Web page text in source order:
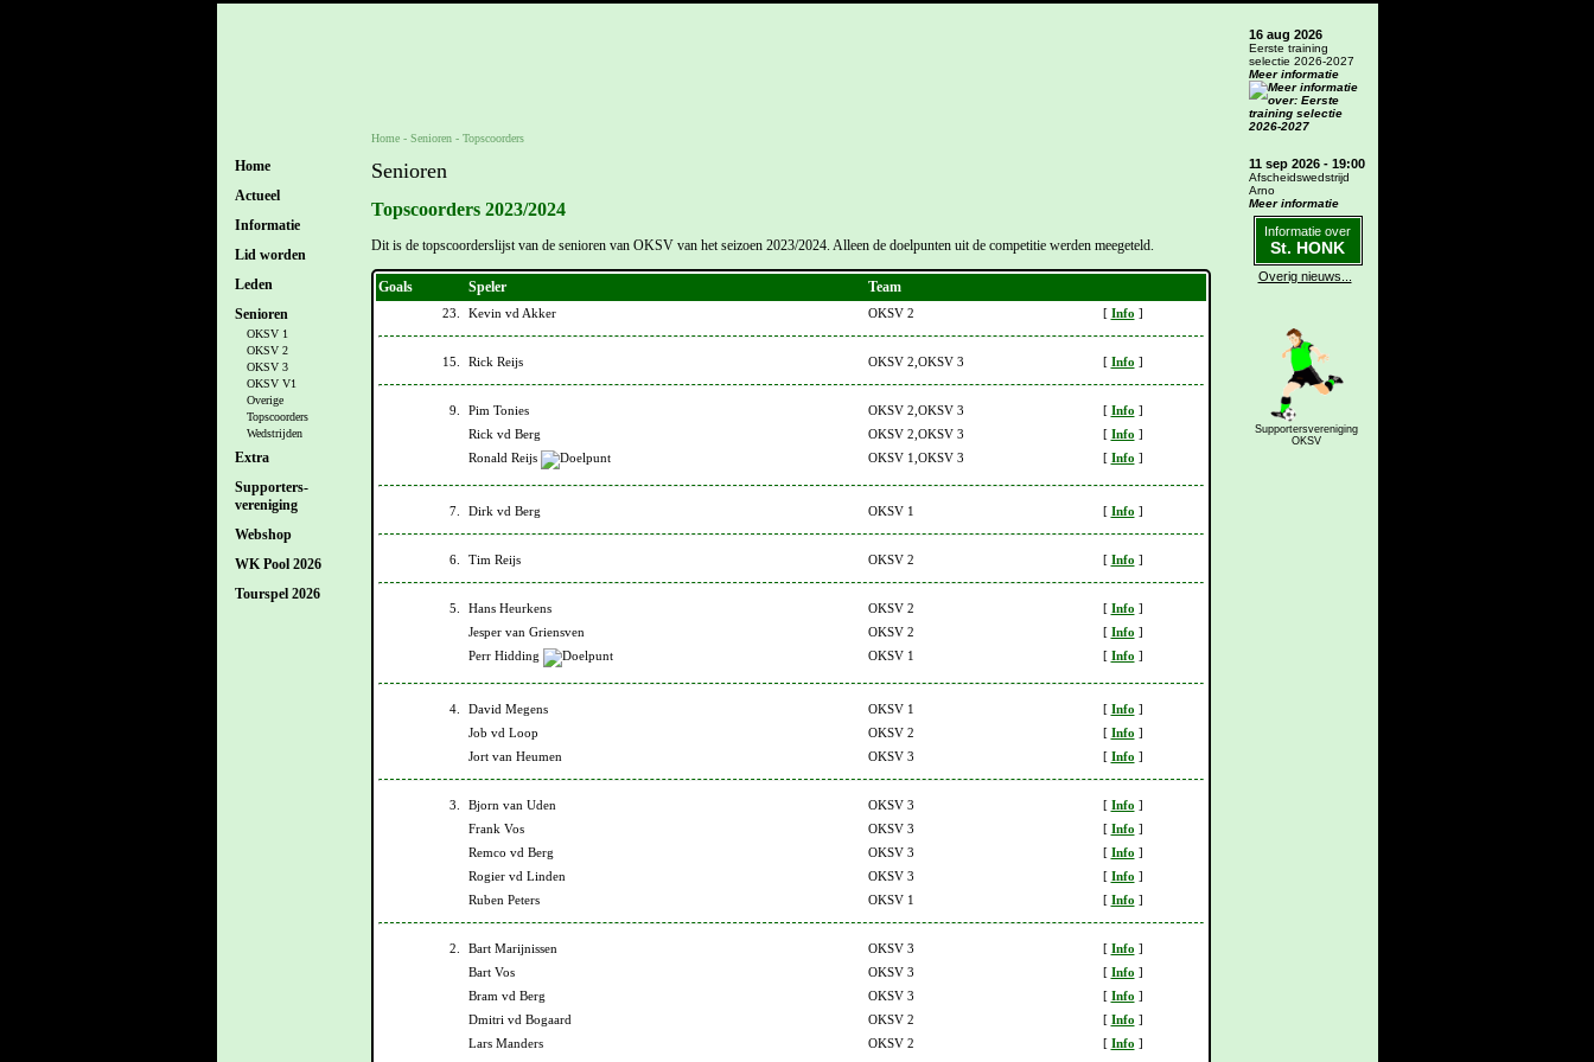
Home
Actueel
Informatie
Lid worden
Leden
Senioren
OKSV 1
OKSV 2
OKSV 3
OKSV V1
Overige
Topscoorders
Wedstrijden
Extra
Supporters-
vereniging
Webshop
WK Pool 2026
Tourspel 2026
Home- Senioren - Topscoorders
Senioren
Topscoorders 2023/2024
Dit is de topscoorderslijst van de senioren van OKSV van het seizoen 2023/2024. Alleen de doelpunten uit de competitie werden meegeteld.
Goals Speler Team
23. Kevin vd Akker OKSV 2 [ Info ]
15. Rick Reijs OKSV 2,OKSV 3 [ Info ]
9. Pim Tonies OKSV 2,OKSV 3 [ Info ]
Rick vd Berg
OKSV 2,OKSV 3 [ Info ]
Ronald Reijs
OKSV 1,OKSV 3 [ Info ]
7. Dirk vd Berg OKSV 1 [ Info ]
6. Tim Reijs OKSV 2 [ Info ]
5. Hans Heurkens OKSV 2 [ Info ]
Jesper van Griensven
OKSV 2 [ Info ]
Perr Hidding
OKSV 1 [ Info ]
4. David Megens OKSV 1 [ Info ]
Job vd Loop
OKSV 2 [ Info ]
Jort van Heumen
OKSV 3 [ Info ]
3. Bjorn van Uden OKSV 3 [ Info ]
Frank Vos
OKSV 3 [ Info ]
Remco vd Berg
OKSV 3 [ Info ]
Rogier vd Linden
OKSV 3 [ Info ]
Ruben Peters
OKSV 1 [ Info ]
2. Bart Marijnissen OKSV 3 [ Info ]
Bart Vos
OKSV 3 [ Info ]
Bram vd Berg
OKSV 3 [ Info ]
Dmitri vd Bogaard
OKSV 2 [ Info ]
Lars Manders
OKSV 2 [ Info ]
16 aug 2026
Eerste training
selectie 2026-2027
Meer informatie
11 sep 2026 - 19:00
Afscheidswedstrijd
Arno
Meer informatie
Informatie over
St. HONK
Overig nieuws...
Supportersvereniging
OKSV